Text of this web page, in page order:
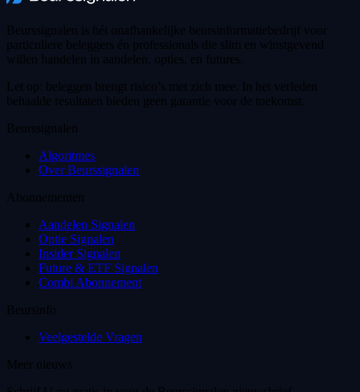
Beurssignalen is hét onafhankelijke beursinformatiebedrijf voor
particuliere beleggers én professionals die slim en winstgevend
willen handelen in aandelen, opties, en futures.
Let op: beleggen brengt risico’s met zich mee. In het verleden
behaalde resultaten bieden geen garantie voor de toekomst.
Beurssignalen
Algoritmes
Over Beurssignalen
Abonnementen
Aandelen Signalen
Optie Signalen
Insider Signalen
Future & ETF Signalen
Combi Abonnement
Beursinfo
Veelgestelde Vragen
Meer nieuws